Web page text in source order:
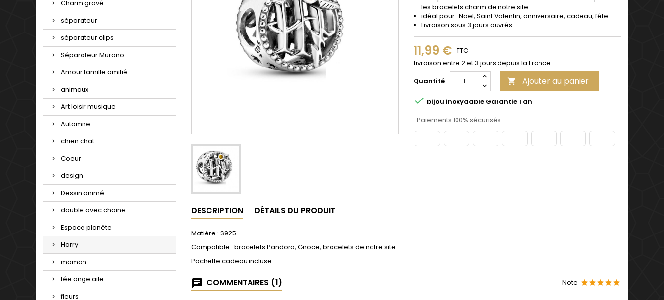
Charm gravé
séparateur
séparateur clips
Séparateur Murano
Amour famille amitié
animaux
Art loisir musique
Automne
chien chat
Coeur
design
Dessin animé
double avec chaine
Espace planète
Harry
maman
fée ange aile
fleurs
les bracelets charm de notre site
idéal pour : Noël, Saint Valentin, anniversaire, cadeau, fête
Livraison sous 3 jours ouvrés
11,99 € TTC
Livraison entre 2 et 3 jours depuis la France
Quantité
 Ajouter au panier
 bijou inoxydable Garantie 1 an
Paiements 100% sécurisés
DESCRIPTION DÉTAILS DU PRODUIT
Matière : S925
Compatible : bracelets Pandora, Gnoce, bracelets de notre site
Pochette cadeau incluse
COMMENTAIRES (1) Note